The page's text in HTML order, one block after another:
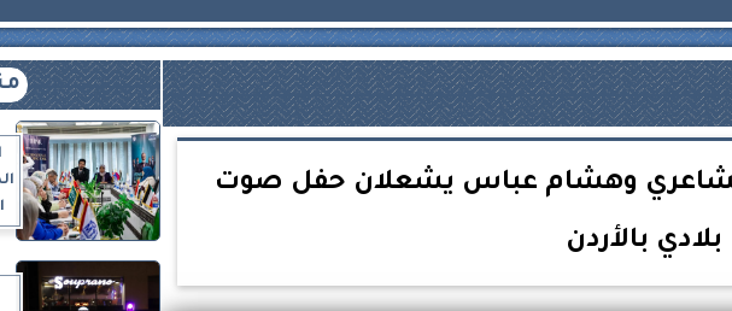
وهشام عباس يشعلان حفل صوت
بلادي بالأردن